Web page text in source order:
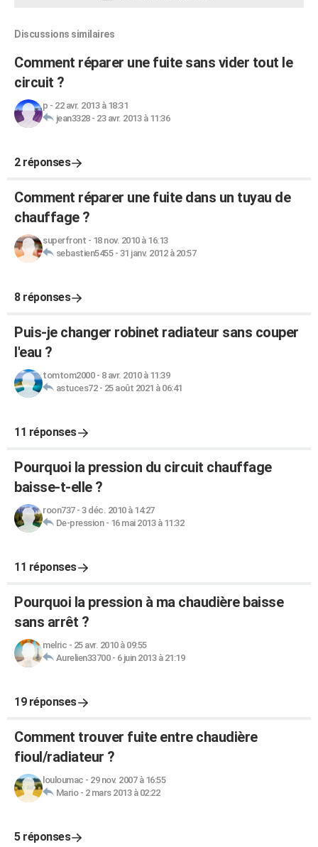
Discussions similaires
Comment réparer une fuite sans vider tout le
circuit ?
p - 22 avr. 2013 à 18:31
jean3328- 23 avr. 2013 à 11:36
2 réponses
Comment réparer une fuite dans un tuyau de
chauffage ?
superfront - 18 nov. 2010 à 16:13
sebastien5455- 31 janv. 2012 à 20:57
8 réponses
Puis-je changer robinet radiateur sans couper
l'eau ?
tomtom2000- 8 avr. 2010 à 11:39
astuces72- 25 août 2021 à 06:41
11 réponses
Pourquoi la pression du circuit chauffage
baisse-t-elle ?
roon737- 3 déc. 2010 à 14:27
De-pression- 16 mai 2013 à 11:32
11 réponses
Pourquoi la pression à ma chaudière baisse
sans arrêt ?
melric - 25 avr. 2010 à 09:55
Aurelien33700- 6 juin 2013 à 21:19
19 réponses
Comment trouver fuite entre chaudière
fioul/radiateur ?
louloumac - 29 nov. 2007 à 16:55
Mario- 2 mars 2013 à 02:22
5 réponses